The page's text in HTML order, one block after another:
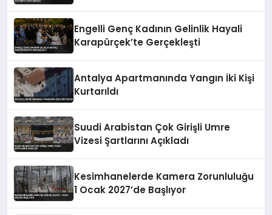
Engelli Genç Kadının Gelinlik Hayali
Karapürçek’te Gerçekleşti
Antalya Apartmanında Yangın İki Kişi
Kurtarıldı
Suudi Arabistan Çok Girişli Umre
Vizesi Şartlarını Açıkladı
Kesimhanelerde Kamera Zorunluluğu
1 Ocak 2027’de Başlıyor